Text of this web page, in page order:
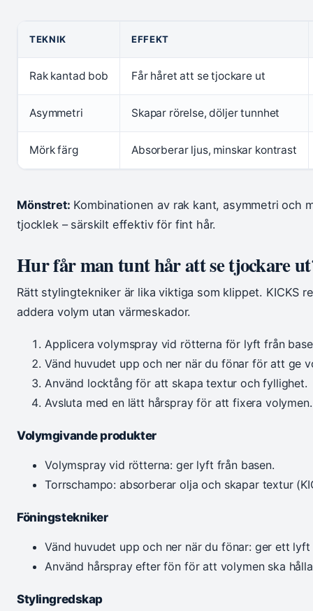
TEKNIK EFFEKT
Rak kantad bob Får håret att se tjockare ut
Asymmetri Skapar rörelse, döljer tunnhet
Mörk färg Absorberar ljus, minskar kontrast
Mönstret: Kombinationen av rak kant, asymmetri och
tjocklek – särskilt effektiv för fint hår.
Hur får man tunt hår att se tjockare
Rätt stylingtekniker är lika viktiga som klippet. KICKS
addera volym utan värmeskador.
Applicera volymspray vid rötterna för lyft från
Vänd huvudet upp och ner när du fönar för att ge
Använd locktång för att skapa textur och fyllighet.
Avsluta med en lätt hårspray för att fixera volymen.
Volymgivande produkter
Volymspray vid rötterna: ger lyft från basen.
Torrschampo: absorberar olja och skapar textur
Föningstekniker
Vänd huvudet upp och ner när du fönar: ger ett
Använd hårspray efter fön för att volymen ska hålla
Stylingredskap